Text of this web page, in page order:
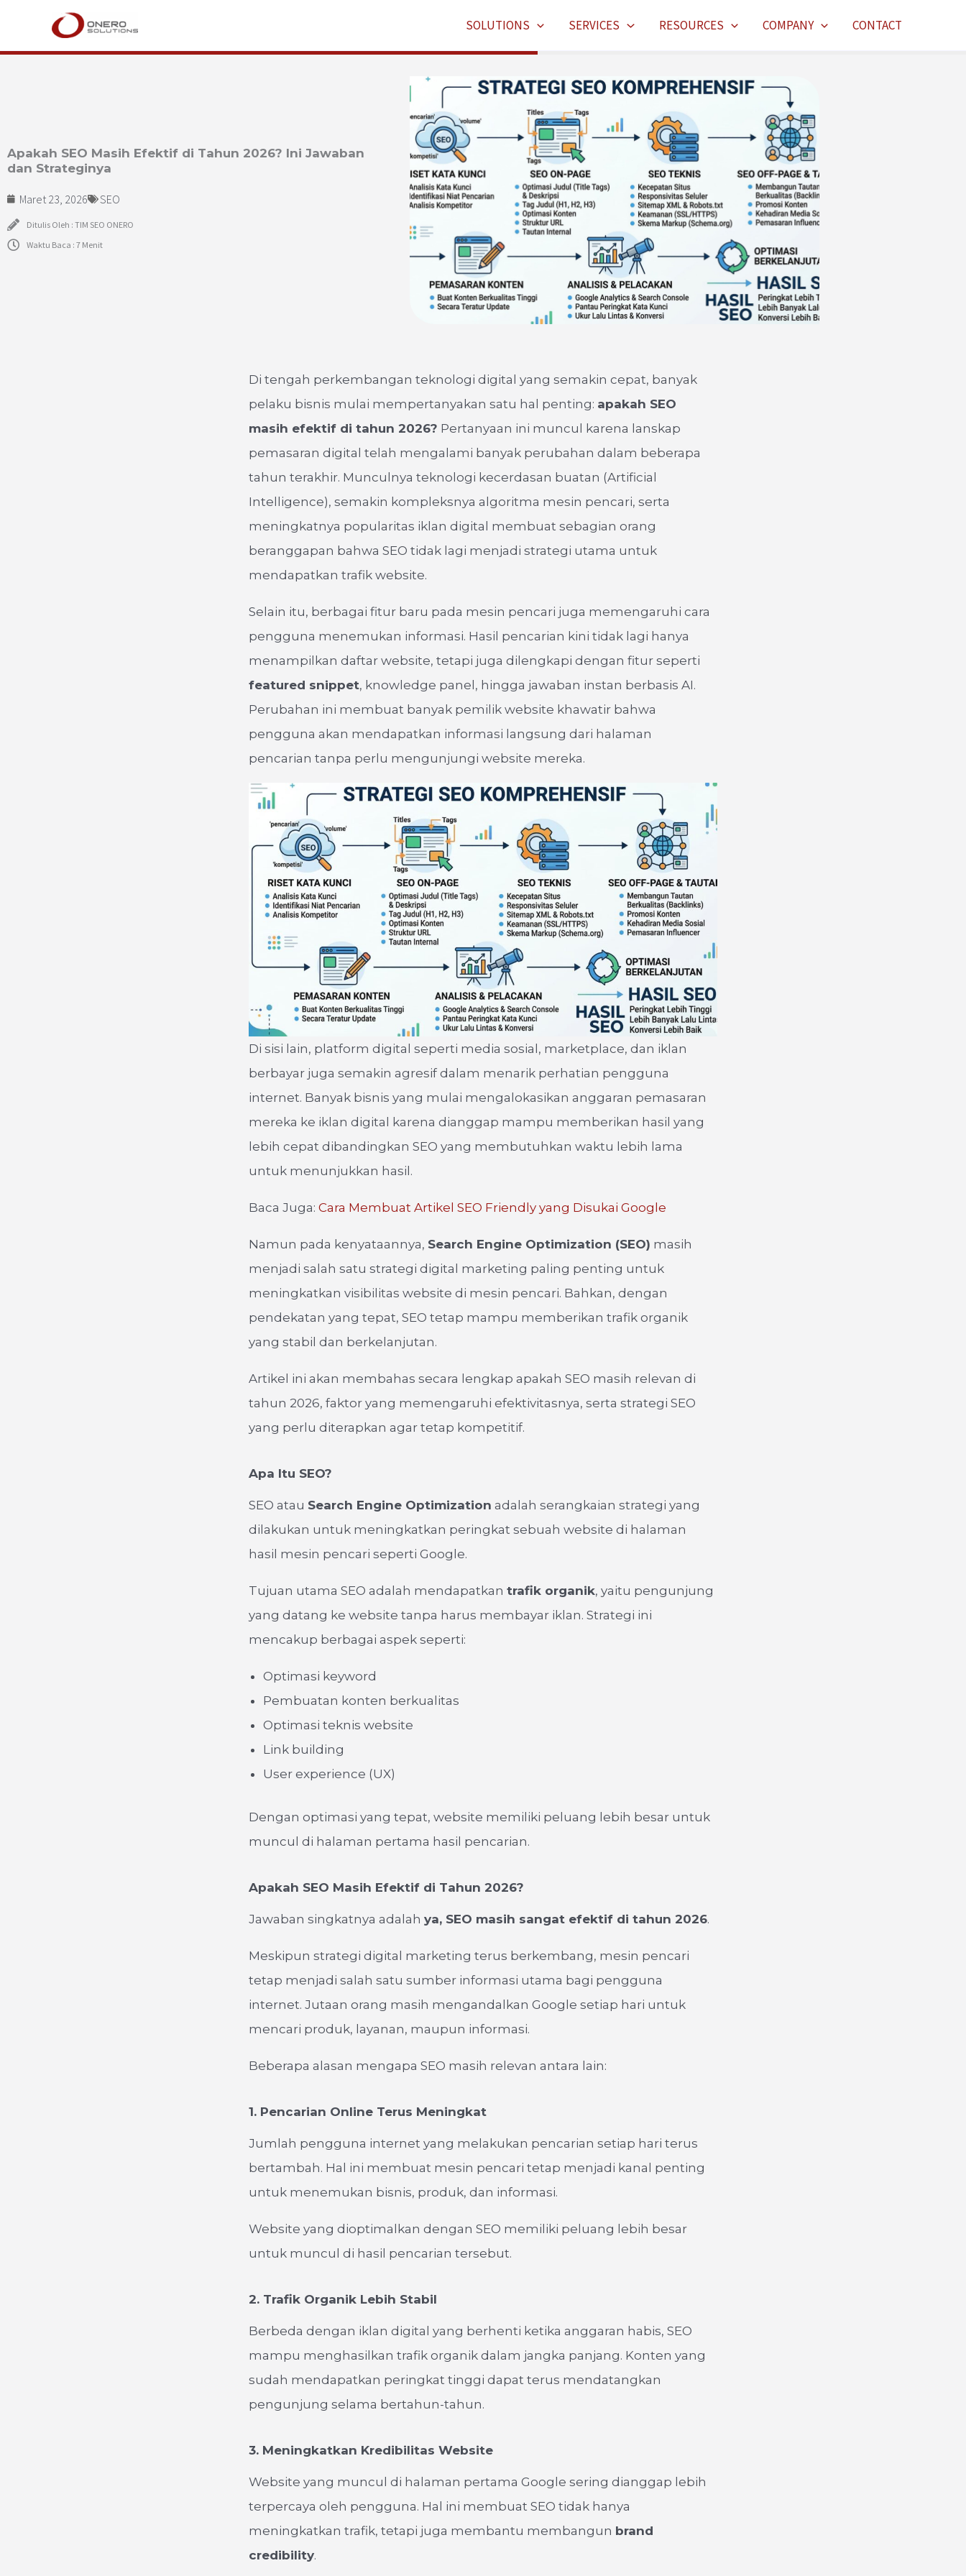
konten
SOLUTIONS SERVICES RESOURCES COMPANY CONTACT
Apakah SEO Masih Efektif di Tahun 2026? Ini Jawaban
dan Strateginya
Maret 23, 2026 SEO
Ditulis Oleh : TIM SEO ONERO
Waktu Baca : 7 Menit
Di tengah perkembangan teknologi digital yang semakin cepat, banyak
pelaku bisnis mulai mempertanyakan satu hal penting: apakah SEO
masih efektif di tahun 2026? Pertanyaan ini muncul karena lanskap
pemasaran digital telah mengalami banyak perubahan dalam beberapa
tahun terakhir. Munculnya teknologi kecerdasan buatan (Artificial
Intelligence), semakin kompleksnya algoritma mesin pencari, serta
meningkatnya popularitas iklan digital membuat sebagian orang
beranggapan bahwa SEO tidak lagi menjadi strategi utama untuk
mendapatkan trafik website.
Selain itu, berbagai fitur baru pada mesin pencari juga memengaruhi cara
pengguna menemukan informasi. Hasil pencarian kini tidak lagi hanya
menampilkan daftar website, tetapi juga dilengkapi dengan fitur seperti
featured snippet, knowledge panel, hingga jawaban instan berbasis AI.
Perubahan ini membuat banyak pemilik website khawatir bahwa
pengguna akan mendapatkan informasi langsung dari halaman
pencarian tanpa perlu mengunjungi website mereka.
Di sisi lain, platform digital seperti media sosial, marketplace, dan iklan
berbayar juga semakin agresif dalam menarik perhatian pengguna
internet. Banyak bisnis yang mulai mengalokasikan anggaran pemasaran
mereka ke iklan digital karena dianggap mampu memberikan hasil yang
lebih cepat dibandingkan SEO yang membutuhkan waktu lebih lama
untuk menunjukkan hasil.
Baca Juga: Cara Membuat Artikel SEO Friendly yang Disukai Google
Namun pada kenyataannya, Search Engine Optimization (SEO) masih
menjadi salah satu strategi digital marketing paling penting untuk
meningkatkan visibilitas website di mesin pencari. Bahkan, dengan
pendekatan yang tepat, SEO tetap mampu memberikan trafik organik
yang stabil dan berkelanjutan.
Artikel ini akan membahas secara lengkap apakah SEO masih relevan di
tahun 2026, faktor yang memengaruhi efektivitasnya, serta strategi SEO
yang perlu diterapkan agar tetap kompetitif.
Apa Itu SEO?
SEO atau Search Engine Optimization adalah serangkaian strategi yang
dilakukan untuk meningkatkan peringkat sebuah website di halaman
hasil mesin pencari seperti Google.
Tujuan utama SEO adalah mendapatkan trafik organik, yaitu pengunjung
yang datang ke website tanpa harus membayar iklan. Strategi ini
mencakup berbagai aspek seperti:
Optimasi keyword
Pembuatan konten berkualitas
Optimasi teknis website
Link building
User experience (UX)
Dengan optimasi yang tepat, website memiliki peluang lebih besar untuk
muncul di halaman pertama hasil pencarian.
Apakah SEO Masih Efektif di Tahun 2026?
Jawaban singkatnya adalah ya, SEO masih sangat efektif di tahun 2026.
Meskipun strategi digital marketing terus berkembang, mesin pencari
tetap menjadi salah satu sumber informasi utama bagi pengguna
internet. Jutaan orang masih mengandalkan Google setiap hari untuk
mencari produk, layanan, maupun informasi.
Beberapa alasan mengapa SEO masih relevan antara lain:
1. Pencarian Online Terus Meningkat
Jumlah pengguna internet yang melakukan pencarian setiap hari terus
bertambah. Hal ini membuat mesin pencari tetap menjadi kanal penting
untuk menemukan bisnis, produk, dan informasi.
Website yang dioptimalkan dengan SEO memiliki peluang lebih besar
untuk muncul di hasil pencarian tersebut.
2. Trafik Organik Lebih Stabil
Berbeda dengan iklan digital yang berhenti ketika anggaran habis, SEO
mampu menghasilkan trafik organik dalam jangka panjang. Konten yang
sudah mendapatkan peringkat tinggi dapat terus mendatangkan
pengunjung selama bertahun-tahun.
3. Meningkatkan Kredibilitas Website
Website yang muncul di halaman pertama Google sering dianggap lebih
terpercaya oleh pengguna. Hal ini membuat SEO tidak hanya
meningkatkan trafik, tetapi juga membantu membangun brand
credibility.